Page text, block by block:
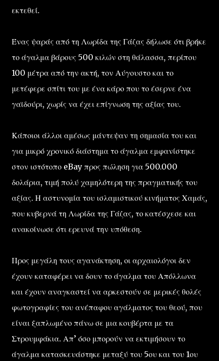
εκτεθεί.
Ένας ψαράς από τη Λωρίδα της Γάζας δήλωσε ότι βρήκε
το άγαλμα βάρους 500 κιλών στη θάλασσα, περίπου
100 μέτρα από την ακτή, τον Αύγουστο και το
μετέφερε σπίτι του με ένα κάρο που το έσερνε ένα
γαϊδούρι, χωρίς να έχει επίγνωση της αξίας του.
Κάποιοι άλλοι αμέσως μάντεψαν τη σημασία του και
για μικρό χρονικό διάστημα το άγαλμα εμφανίστηκε
στον ιστότοπο eBay προς πώληση για 500.000
δολάρια, τιμή πολύ χαμηλότερη της πραγματικής του
αξίας. Η αστυνομία του ισλαμιστικού κινήματος Χαμάς,
που κυβερνά τη Λωρίδα της Γάζας, το κατέσχεσε και
ανακοίνωσε ότι ερευνά την υπόθεση.
Προς μεγάλη τους αγανάκτηση, οι αρχαιολόγοι δεν
έχουν καταφέρει να δουν το άγαλμα του Απόλλωνα
και έχουν αναγκαστεί να αρκεστούν σε μερικές θολές
φωτογραφίες του ανέπαφου αγάλματος του θεού, που
είναι ξαπλωμένο πάνω σε μια κουβέρτα με τα
Στρουμφάκια. Απ’ όσο μπορούν να εκτιμήσουν το
άγαλμα κατασκευάστηκε μεταξύ του 5ου και του 1ου